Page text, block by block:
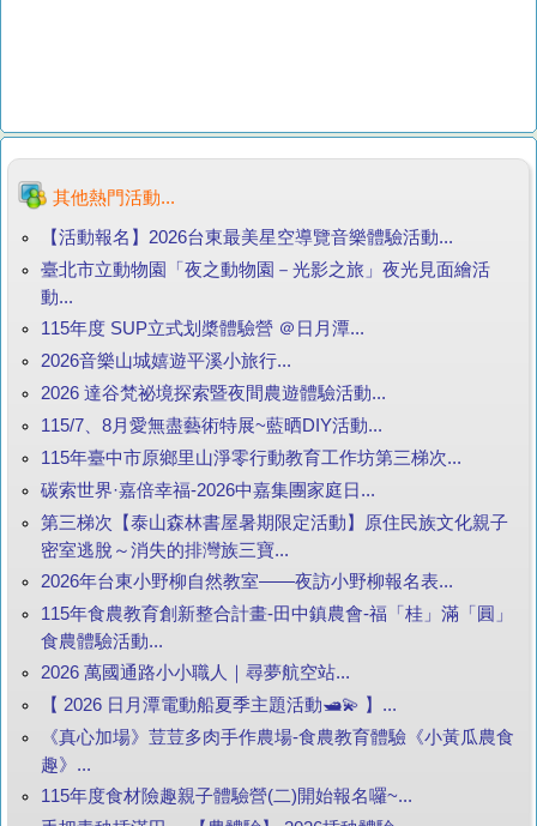
其他熱門活動...
【活動報名】2026台東最美星空導覽音樂體驗活動...
臺北市立動物園「夜之動物園－光影之旅」夜光見面繪活
動...
115年度 SUP立式划槳體驗營 ＠日月潭...
2026音樂山城嬉遊平溪小旅行...
2026 達谷梵祕境探索暨夜間農遊體驗活動...
115/7、8月愛無盡藝術特展~藍晒DIY活動...
115年臺中市原鄉里山淨零行動教育工作坊第三梯次...
碳索世界·嘉倍幸福-2026中嘉集團家庭日...
第三梯次【泰山森林書屋暑期限定活動】原住民族文化親子
密室逃脫～消失的排灣族三寶...
2026年台東小野柳自然教室——夜訪小野柳報名表...
115年食農教育創新整合計畫-田中鎮農會-福「桂」滿「圓」
食農體驗活動...
2026 萬國通路小小職人｜尋夢航空站...
【 2026 日月潭電動船夏季主題活動🛥️💫 】...
《真心加場》荳荳多肉手作農場-食農教育體驗《小黃瓜農食
趣》...
115年度食材險趣親子體驗營(二)開始報名囉~...